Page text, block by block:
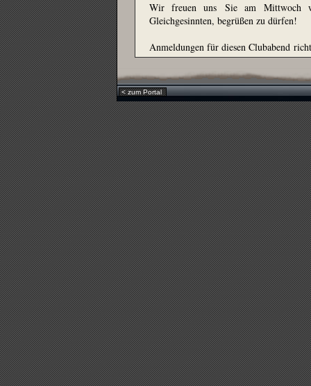
Wir freuen uns Sie am Mittwoch
Gleichgesinnten, begrüßen zu dürfen!
Anmeldungen für diesen Clubabend
< zum Portal